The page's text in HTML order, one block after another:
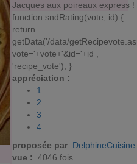
Jacques aux poireaux express !
function sndRating(vote, id) {
return
getData('/data/
vote='+vote+'&id='+id ,
'recipe_vote'); }
appréciation :
1
2
3
4
proposée par DelphineCuisine
vue :
4046 fois